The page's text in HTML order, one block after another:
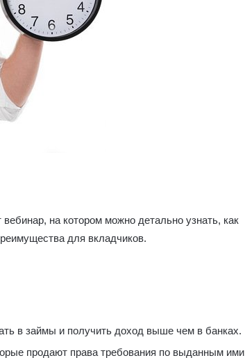
на котором можно детально узнать, как
для вкладчиков.
в займы и получить доход выше чем в банках.
продают права требования по выданным ими
варто знати